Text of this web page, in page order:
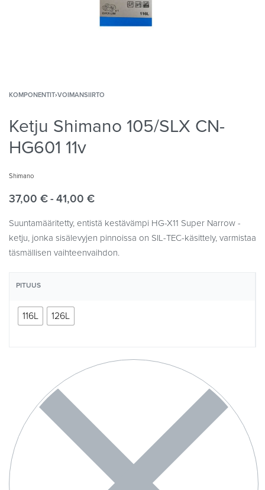
KOMPONENTIT›VOIMANSIIRTO
Ketju Shimano 105/SLX CN-
HG601 11v
Shimano
37,00 € 41,00 €
Suuntamääritetty, entistä kestävämpi HG-X11 Super Narrow -
ketju, jonka sisälevyjen pinnoissa on SIL-TEC-käsittely, varmistaa
täsmällisen vaihteenvaihdon.
PITUUS
116L 126L